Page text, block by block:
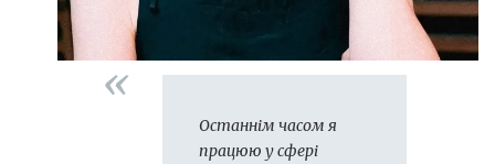
Останнім часом я
працюю у сфері